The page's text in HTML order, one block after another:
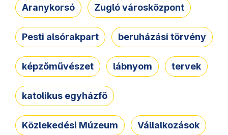
Aranykorsó Zugló városközpont
Pesti alsórakpart beruházási törvény
képzőművészet lábnyom tervek
katolikus egyházfő
Közlekedési Múzeum Vállalkozások